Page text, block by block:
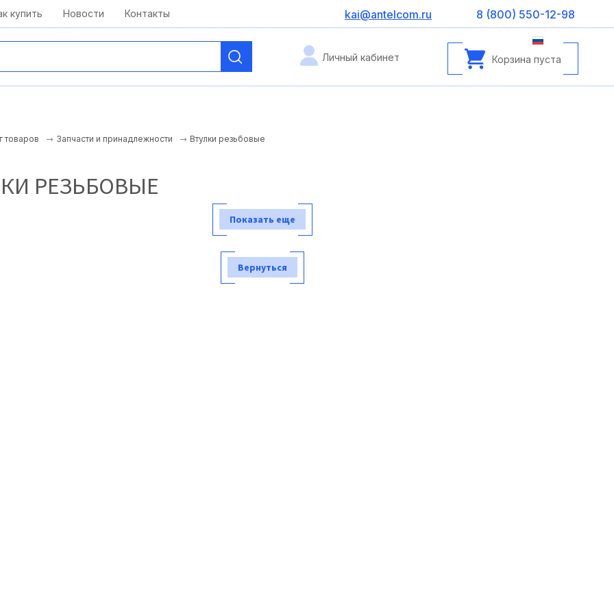
c 08:00 до 20:00
купить Новости Контакты 8 (800) 550-12-98
kai@antelcom.ru
Корзина пуста
Личный кабинет
товаров Запчасти и принадлежности Втулки резьбовые
РЕЗЬБОВЫЕ
Показать еще
Вернуться